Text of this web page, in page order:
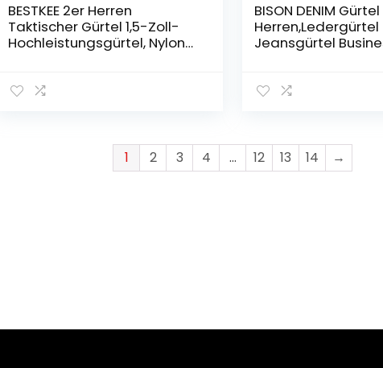
BESTKEE 2er Herren
Taktischer Gürtel 1,5-Zoll-
Hochleistungsgürtel, Nylon
mit taktischem Molle-
BISON DENIM Gürtel
Herren,Ledergürtel
Jeansgürtel
Breit mit
1 2 3 4 … 12 13 14 →